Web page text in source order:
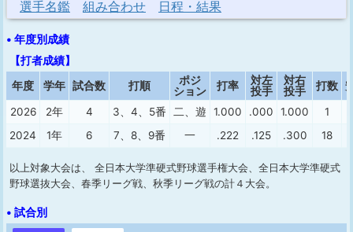
選手名鑑 組み合わせ 日程・結果
• 年度別成績
【打者成績】
年度
学年 試合数 打順
ポジ
ション
打率
対左
投手
対右
投手
打数
2026 2年 4 3、4、5番 二、遊 1.000 .000 1.000
1
2024
1年 6 7、8、9番 一 .222 .125 .300 18
以上対象大会は、 全日本大学準硬式野球選手権大会、全日本大学準硬式
野球選抜大会、春季リーグ戦、秋季リーグ戦の計４大会。
• 試合別